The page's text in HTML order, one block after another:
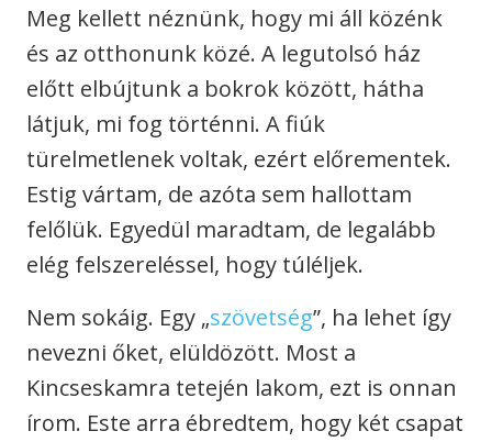
Meg kellett néznünk, hogy mi áll közénk
és az otthonunk közé. A legutolsó ház
előtt elbújtunk a bokrok között, hátha
látjuk, mi fog történni. A fiúk
türelmetlenek voltak, ezért előrementek.
Estig vártam, de azóta sem hallottam
felőlük. Egyedül maradtam, de legalább
elég felszereléssel, hogy túléljek.
Nem sokáig. Egy „szövetség”, ha lehet így
nevezni őket, elüldözött. Most a
Kincseskamra tetején lakom, ezt is onnan
írom. Este arra ébredtem, hogy két csapat